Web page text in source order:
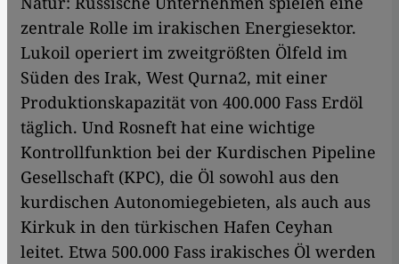
zentrale Rolle im irakischen Energiesektor.
Lukoil operiert im zweitgrößten Ölfeld im
Süden des Irak, West Qurna2, mit einer
Produktionskapazität von 400.000 Fass Erdöl
täglich. Und Rosneft hat eine wichtige
Kontrollfunktion bei der Kurdischen Pipeline
Gesellschaft (KPC), die Öl sowohl aus den
kurdischen Autonomiegebieten, als auch aus
Kirkuk in den türkischen Hafen Ceyhan
leitet. Etwa 500.000 Fass irakisches Öl werden